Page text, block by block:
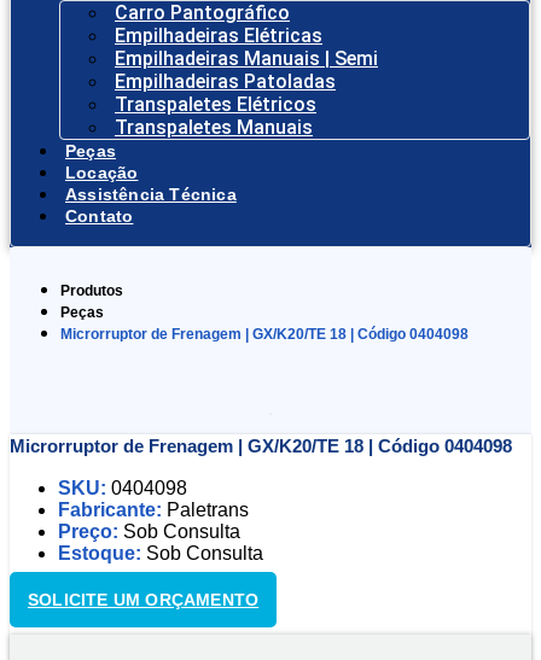
Carro Pantográfico
Empilhadeiras Elétricas
Empilhadeiras Manuais | Semi
Empilhadeiras Patoladas
Transpaletes Elétricos
Transpaletes Manuais
Peças
Locação
Assistência Técnica
Contato
Produtos
Peças
Microrruptor de Frenagem | GX/K20/TE 18 | Código 0404098
Microrruptor de Frenagem | GX/K20/TE 18 | Código 0404098
SKU: 0404098
Fabricante: Paletrans
Preço: Sob Consulta
Estoque: Sob Consulta
SOLICITE UM ORÇAMENTO